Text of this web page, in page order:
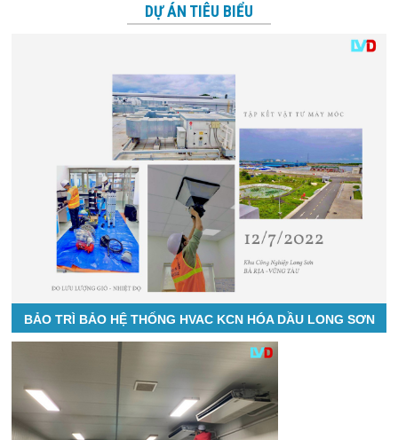
DỰ ÁN TIÊU BIỂU
BẢO TRÌ BẢO HỆ THỐNG HVAC KCN HÓA DẦU LONG SƠN